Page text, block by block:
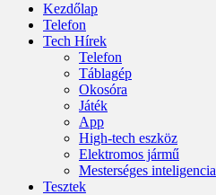
Kezdőlap
Telefon
Tech Hírek
Telefon
Táblagép
Okosóra
Játék
App
High-tech eszköz
Elektromos jármű
Mesterséges inteligencia
Tesztek